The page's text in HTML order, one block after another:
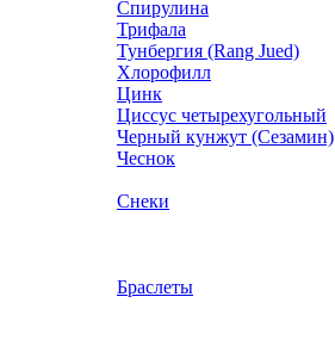
Спирулина
Трифала
Тунбергия (Rang Jued)
Хлорофилл
Цинк
Циссус четырехугольный
Черный кунжут (Сезамин)
Чеснок
Снеки
Браслеты